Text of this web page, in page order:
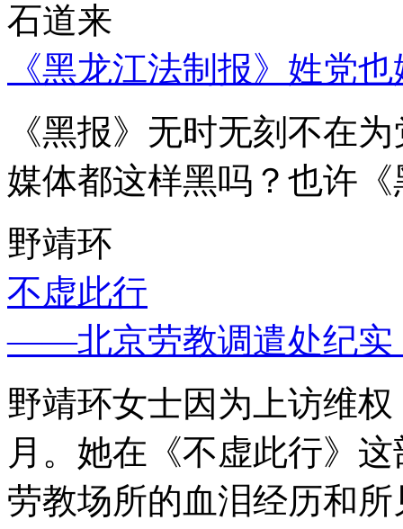
石道来
《黑龙江法制报》姓党
《黑报》无时无刻不在
媒体都这样黑吗？也许
野靖环
不虚此行
——北京劳教调遣处纪实
野靖环女士因为上访维
月。她在《不虚此行》
劳教场所的血泪经历和